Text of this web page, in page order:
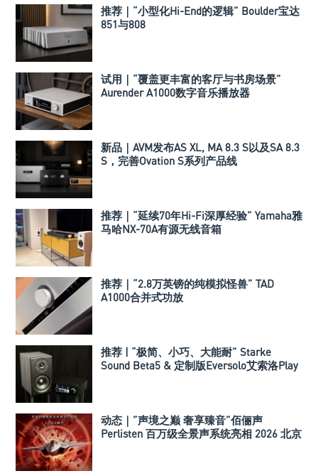
推荐｜“小型化Hi-End的逻辑” Boulder宝达
851与808
试用｜“覆盖更丰富的客厅与书房场景”
Aurender A1000数字音乐播放器
新品｜AVM发布AS XL, MA 8.3 S以及SA 8.3
S，完善Ovation S系列产品线
推荐｜“延续70年Hi-Fi深厚经验” Yamaha雅
马哈NX-70A有源无线音箱
推荐｜“2.8万英镑的纯模拟怪兽” TAD
A1000合并式功放
推荐 | “极简、小巧、大能耐” Starke
Sound Beta5 & 定制版Eversolo艾索洛Play
动态｜”声境之巅 奢享臻音”佰俪声
Perlisten 百万级全景声系统亮相 2026 北京